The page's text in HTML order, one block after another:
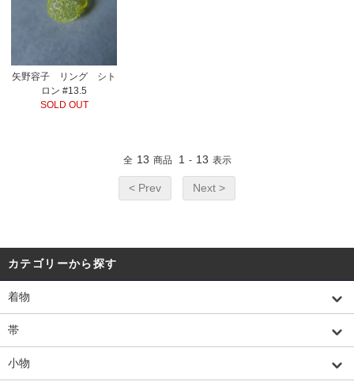
矢野容子 リング シト
ロン #13.5
SOLD OUT
全 13 商品 1 - 13 表示
< Prev Next >
カテゴリーから探す
着物
帯
小物